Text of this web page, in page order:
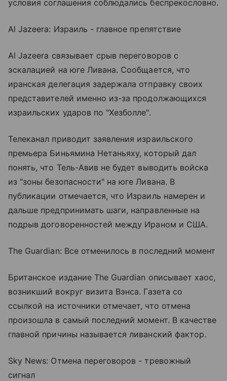
условия соглашения соблюдались беспрекословно.
Al Jazeera: Израиль - главное препятствие
Al Jazeera связывает срыв переговоров с
эскалацией на юге Ливана. Сообщается, что
иранская делегация задержала отправку своих
представителей именно из-за продолжающихся
израильских ударов по "Хезболле".
Телеканал приводит заявления израильского
премьера Биньямина Нетаньяху, который дал
понять, что Тель-Авив не будет выводить войска
из "зоны безопасности" на юге Ливана. В
публикации отмечается, что Израиль намерен и
дальше предпринимать шаги, направленные на
подрыв договоренностей между Ираном и США.
The Guardian: Все отменилось в последний момент
Британское издание The Guardian описывает хаос,
возникший вокруг визита Вэнса. Газета со
ссылкой на источники отмечает, что отмена
произошла в самый последний момент. В качестве
главной причины называется ливанский фактор.
Sky News: Отмена переговоров - тревожный
сигнал